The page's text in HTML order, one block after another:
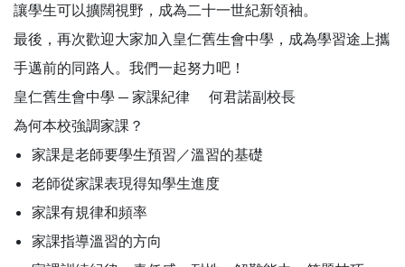
讓學生可以擴闊視野，成為二十一世紀新領袖。
最後，再次歡迎大家加入皇仁舊生會中學，成為學習途上攜
手邁前的同路人。我們一起努力吧！
皇仁舊生會中學 — 家課紀律 何君諾副校長
為何本校強調家課？
家課是老師要學生預習／溫習的基礎
老師從家課表現得知學生進度
家課有規律和頻率
家課指導溫習的方向